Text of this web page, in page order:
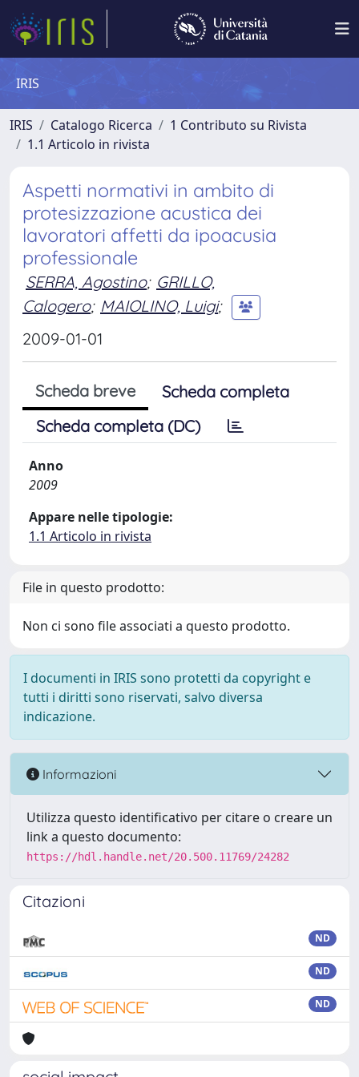
IRIS
IRIS Catalogo Ricerca
1 Contributo su Rivista
1.1 Articolo in rivista
Aspetti normativi in ambito di
protesizzazione acustica dei
lavoratori affetti da ipoacusia
professionale
SERRA, Agostino; GRILLO,
Calogero; MAIOLINO, Luigi;
2009-01-01
Scheda breve
Scheda completa
Scheda completa (DC)
Anno
2009
Appare nelle tipologie:
1.1 Articolo in rivista
File in questo prodotto:
Non ci sono file associati a questo prodotto.
I documenti in IRIS sono protetti da copyright e
tutti i diritti sono riservati, salvo diversa
indicazione.
Informazioni
Utilizza questo identificativo per citare o creare un
link a questo documento:
https://hdl.handle.net/20.500.11769/24282
Citazioni
ND
ND
ND